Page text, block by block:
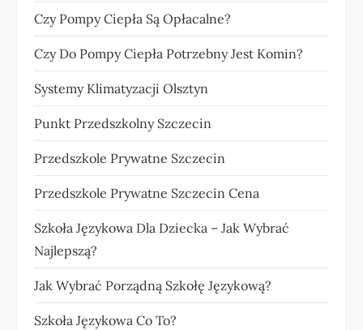
Czy Pompy Ciepła Są Opłacalne?
Czy Do Pompy Ciepła Potrzebny Jest Komin?
Systemy Klimatyzacji Olsztyn
Punkt Przedszkolny Szczecin
Przedszkole Prywatne Szczecin
Przedszkole Prywatne Szczecin Cena
Szkoła Językowa Dla Dziecka – Jak Wybrać
Najlepszą?
Jak Wybrać Porządną Szkołę Językową?
Szkoła Językowa Co To?